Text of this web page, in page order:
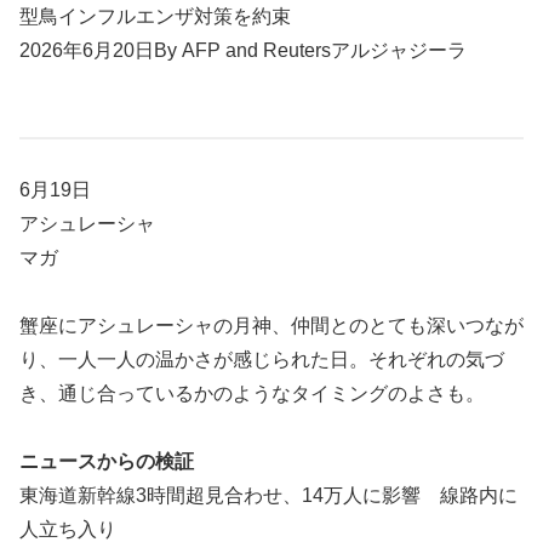
型鳥インフルエンザ対策を約束
2026年6月20日By AFP and Reutersアルジャジーラ
6月19日
アシュレーシャ
マガ
蟹座にアシュレーシャの月神、仲間とのとても深いつなが
り、一人一人の温かさが感じられた日。それぞれの気づ
き、通じ合っているかのようなタイミングのよさも。
ニュースからの検証
東海道新幹線3時間超見合わせ、14万人に影響 線路内に
人立ち入り